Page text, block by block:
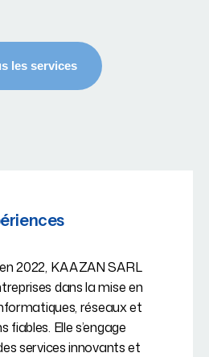
2022, KAAZAN SARL
dans la mise en
réseaux et
Elle s’engage
services innovants et